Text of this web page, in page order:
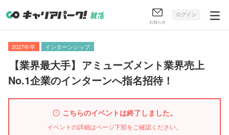
お知らせ
ログイン
2027年卒 インターンシップ
【業界最大手】 アミューズメント業界売上
No.1企業のインターンへ指名招待！
こちらのイベントは終了しました。
イベントの詳細はページ下部をご確認ください。